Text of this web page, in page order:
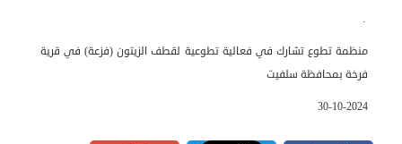
.
منظمة تطوع تشارك في فعالية تطوعية لقطف الزيتون (فزعة) في قرية
فرخة بمحافظة سلفيت
30-10-2024